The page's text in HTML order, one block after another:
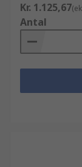
Kr. 1.125,67
Antal